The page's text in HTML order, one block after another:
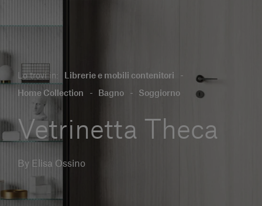
Vieni a trovarci
Servizi al cliente
Italiano
Lo trovi in: Librerie e mobili contenitori -
Home Collection - Bagno - Soggiorno
Vetrinetta Theca
By Elisa Ossino